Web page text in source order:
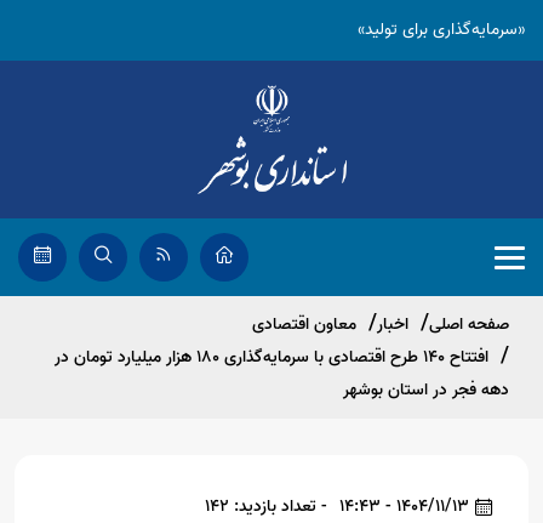
«سرمایه‌گذاری برای تولید»
صفحه اصلی اخبار
معاون اقتصادی
افتتاح 140 طرح اقتصادی با سرمایه‌گذاری 180 هزار میلیارد تومان در
دهه فجر در استان بوشهر
1404/11/13 - 14:43
- تعداد بازدید: 142